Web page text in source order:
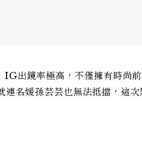
出鏡率極高，不僅擁有時尚
連名媛孫芸芸也無法抵擋，這